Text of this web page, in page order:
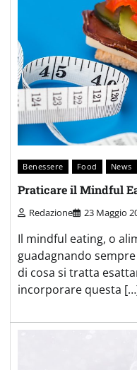
Benessere Food News
Praticare il Mindful
Redazione 23 Maggio
Il mindful eating, o
guadagnando
di cosa si tratta
incorporare questa